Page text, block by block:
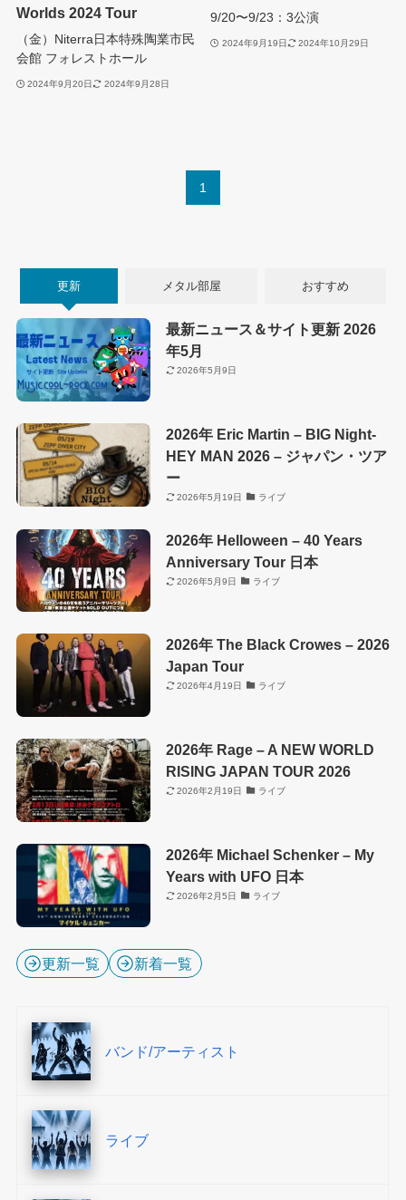
Worlds 2024 Tour
（金）Niterra日本特殊陶業市民
会館 フォレストホール
2024年9月20日 2024年9月28日
9/20〜9/23：3公演
2024年9月19日 2024年10月29日
1
更新 メタル部屋 おすすめ
最新ニュース＆サイト更新 2026
年5月
2026年5月9日
2026年 Eric Martin – BIG Night-
HEY MAN 2026 – ジャパン・ツア
ー
2026年5月19日 ライブ
2026年 Helloween – 40 Years
Anniversary Tour 日本
2026年5月9日 ライブ
2026年 The Black Crowes – 2026
Japan Tour
2026年4月19日 ライブ
2026年 Rage – A NEW WORLD
RISING JAPAN TOUR 2026
2026年2月19日 ライブ
2026年 Michael Schenker – My
Years with UFO 日本
2026年2月5日 ライブ
更新一覧 新着一覧
バンド/アーティスト
ライブ